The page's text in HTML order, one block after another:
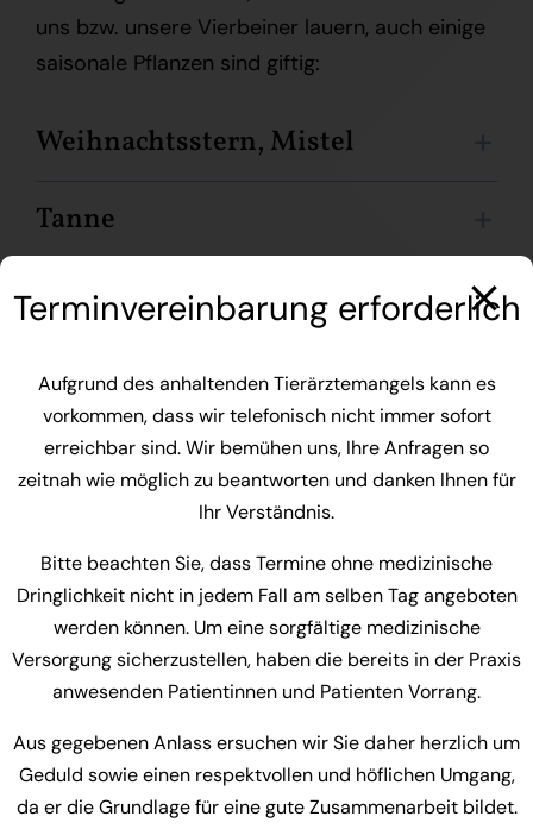
uns bzw. unsere Vierbeiner lauern, auch einige
saisonale Pflanzen sind giftig:
Weihnachtsstern, Mistel
Tanne
Zudem bitte (vor allem bei Katzen!) auf
folgendes besonders Acht geben:
Lametta : fadenförmige Fremdkörper
können dazu führen, dass sich der Darm
durch seine natürliche Peristaltik am
Lametta „aufzwirbelt“ und so zu einem
lebensgefährlichen Darmverschluss
führen
Brennende Kerzen
Jegliche Kleinteilige Dekoration:
Fremdkörpergefahr!
Terminvereinbarung erforderlich
Aufgrund des anhaltenden Tierärztemangels kann es
vorkommen, dass wir telefonisch nicht immer sofort
erreichbar sind. Wir bemühen uns, Ihre Anfragen so
zeitnah wie möglich zu beantworten und danken Ihnen für
Ihr Verständnis.
Bitte beachten Sie, dass Termine ohne medizinische
Dringlichkeit nicht in jedem Fall am selben Tag angeboten
werden können. Um eine sorgfältige medizinische
Versorgung sicherzustellen, haben die bereits in der Praxis
anwesenden Patientinnen und Patienten Vorrang.
Aus gegebenen Anlass ersuchen wir Sie daher herzlich um
Geduld sowie einen respektvollen und höflichen Umgang,
da er die Grundlage für eine gute Zusammenarbeit bildet.